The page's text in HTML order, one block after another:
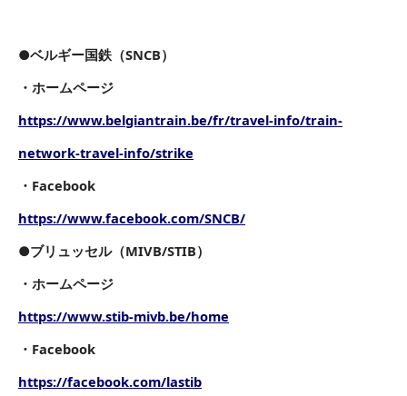
●ベルギー国鉄（SNCB）
・ホームページ
https://www.belgiantrain.be/fr/travel-info/train-
network-travel-info/strike
・Facebook
https://www.facebook.com/SNCB/
●ブリュッセル（MIVB/STIB）
・ホームページ
https://www.stib-mivb.be/home
・Facebook
https://facebook.com/lastib